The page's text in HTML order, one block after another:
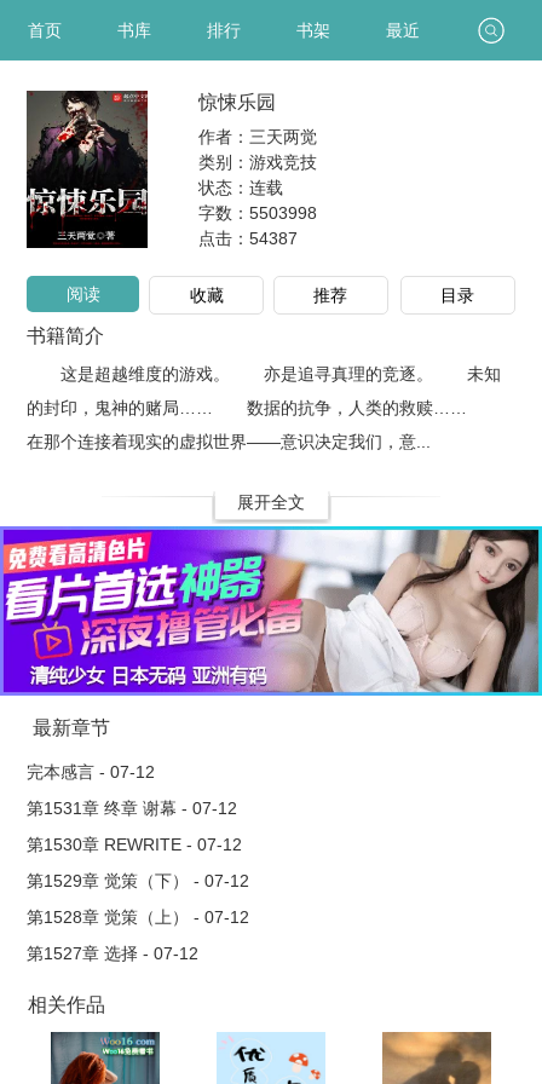
首页 书库 排行 书架 最近
惊悚乐园
作者：三天两觉
类别：游戏竞技
状态：连载
字数：5503998
点击： 54387
阅读 收藏 推荐 目录
书籍简介
这是超越维度的游戏。 亦是追寻真理的竞逐。 未知
的封印，鬼神的赌局…… 数据的抗争，人类的救赎……
在那个连接着现实的虚拟世界——意识决定我们，意...
展开全文
最新章节
完本感言 - 07-12
第1531章 终章 谢幕 - 07-12
第1530章 REWRITE - 07-12
第1529章 觉策（下） - 07-12
第1528章 觉策（上） - 07-12
第1527章 选择 - 07-12
相关作品